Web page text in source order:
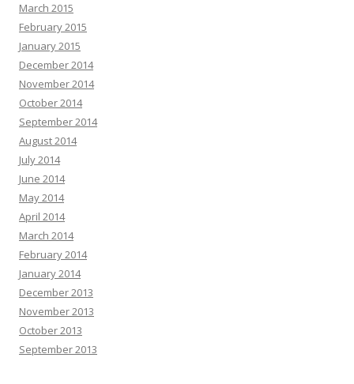
March 2015
February 2015
January 2015
December 2014
November 2014
October 2014
September 2014
August 2014
July 2014
June 2014
May 2014
April 2014
March 2014
February 2014
January 2014
December 2013
November 2013
October 2013
September 2013